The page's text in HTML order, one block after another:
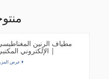
مطياف الرنين
الإلكتروني
عرض